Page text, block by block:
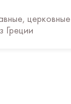
церковные
Греции